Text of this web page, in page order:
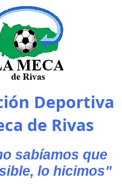
Deportiva
de Rivas
sabíamos que
lo hicimos"